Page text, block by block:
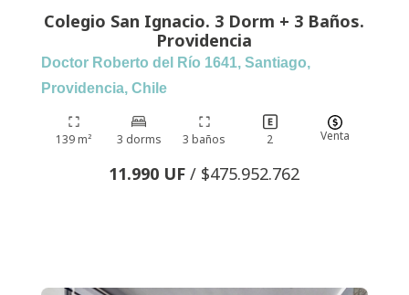
Colegio San Ignacio. 3 Dorm + 3 Baños.
Providencia
Doctor Roberto del Río 1641, Santiago,
Providencia, Chile
139 m² 3 dorms 3 baños 2 Venta
11.990 UF / $475.952.762